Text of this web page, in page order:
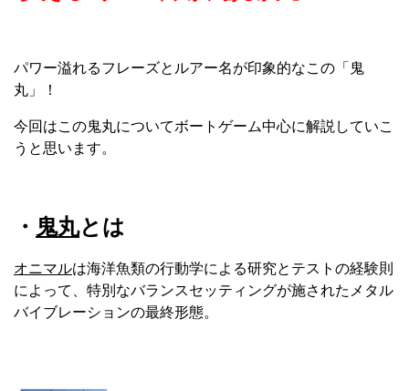
パワー溢れるフレーズとルアー名が印象的なこの「鬼
丸」！
今回はこの鬼丸についてボートゲーム中心に解説していこ
うと思います。
・ 鬼丸とは
オニマルは海洋魚類の行動学による研究とテストの経験則
によって、特別なバランスセッティングが施されたメタル
バイブレーションの最終形態。